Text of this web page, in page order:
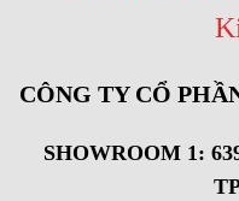
CÔNG TY CỔ
SHOWROOM 1: